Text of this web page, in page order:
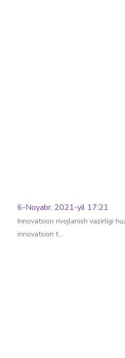
6-Noyabr, 2021-yil 17:21
Innovatsion rivojlanish vazirligi
innovatsion t…